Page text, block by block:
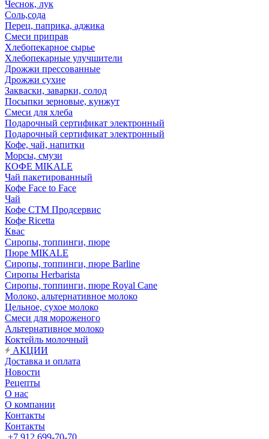
Чеснок, лук
Соль,сода
Перец, паприка, аджика
Смеси приправ
Хлебопекарное сырье
Хлебопекарные улучшители
Дрожжи прессованные
Дрожжи сухие
Закваски, заварки, солод
Посыпки зерновые, кунжут
Смеси для хлеба
Подарочный сертификат электронный
Подарочный сертификат электронный
Кофе, чай, напитки
Морсы, смузи
КОФЕ MIKALE
Чай пакетированный
Кофе Face to Face
Чай
Кофе СТМ Продсервис
Кофе Ricetta
Квас
Сиропы, топпинги, пюре
Пюре MIKALE
Сиропы, топпинги, пюре Barline
Сиропы Herbarista
Сиропы, топпинги, пюре Royal Cane
Молоко, альтернативное молоко
Цельное, сухое молоко
Смеси для мороженого
Альтернативное молоко
Коктейль молочный
АКЦИИ
Доставка и оплата
Новости
Рецепты
О нас
О компании
Контакты
Контакты
+7 912 699-70-70